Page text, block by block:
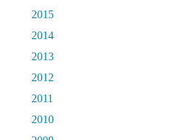
2015
2014
2013
2012
2011
2010